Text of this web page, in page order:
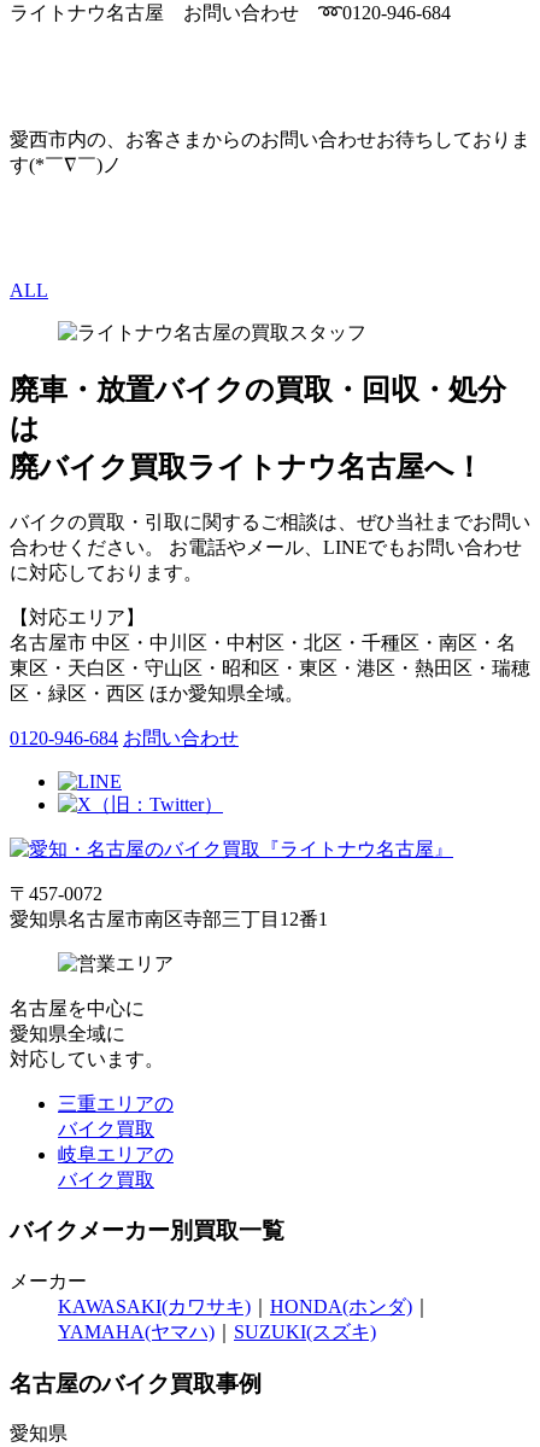
ライトナウ名古屋 お問い合わせ ➿0120-946-684
愛西市内の、お客さまからのお問い合わせお待ちしておりま
す(*￣∇￣)ノ
ALL
廃車・放置バイクの買取・回収・処分
は
廃バイク買取ライトナウ名古屋へ！
バイクの買取・引取に関するご相談は、ぜひ当社までお問い
合わせください。 お電話やメール、LINEでもお問い合わせ
に対応しております。
【対応エリア】
名古屋市 中区・中川区・中村区・北区・千種区・南区・名
東区・天白区・守山区・昭和区・東区・港区・熱田区・瑞穂
区・緑区・西区 ほか愛知県全域。
0120-946-684 お問い合わせ
〒457-0072
愛知県名古屋市南区寺部三丁目12番1
名古屋を中心に
愛知県全域に
対応しています。
三重エリアの
バイク買取
岐阜エリアの
バイク買取
バイクメーカー別買取一覧
メーカー
KAWASAKI(カワサキ)
HONDA(ホンダ)
YAMAHA(ヤマハ)
SUZUKI(スズキ)
名古屋のバイク買取事例
愛知県